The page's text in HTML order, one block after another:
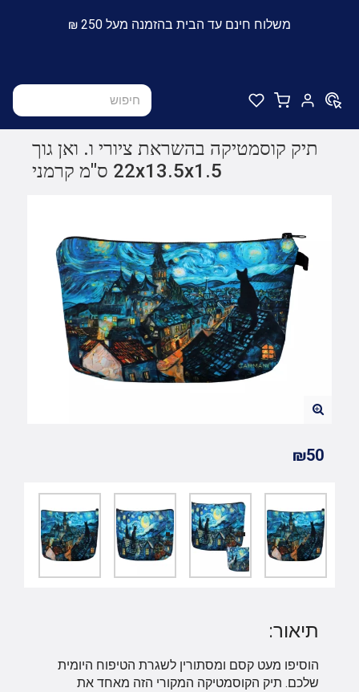
משלוח חינם עד הבית בהזמנה מעל 250 ₪
תיק קוסמטיקה בהשראת ציורי ו. ואן גוך
22x13.5x1.5 ס"מ קרמני
₪50
תיאור:
הוסיפו מעט קסם ומסתורין לשגרת הטיפוח היומית
שלכם. תיק הקוסמטיקה המקורי הזה מאחד את